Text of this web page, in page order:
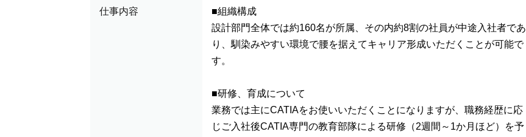
仕事内容
■組織構成
設計部門全体では約160名が所属、その内約8割の社員が中途入社者であ
り、馴染みやすい環境で腰を据えてキャリア形成いただくことが可能で
す。
■研修、育成について
業務では主にCATIAをお使いいただくことになりますが、職務経歴に応
じご入社後CATIA専門の教育部隊による研修（2週間～1か月ほど）を予